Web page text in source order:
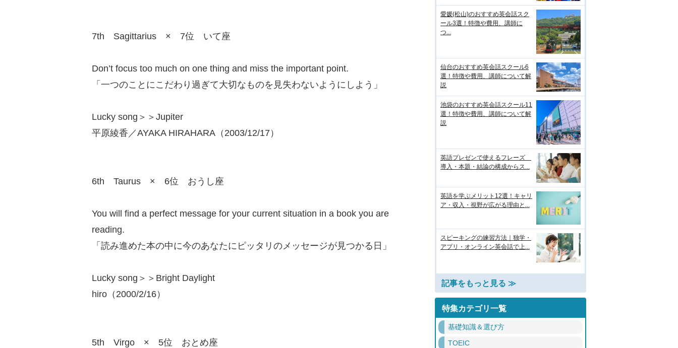
7th Sagittarius × 7位 いて座
Don’t focus too much on one thing and miss the important point.
「一つのことにこだわり過ぎて大切なものを見失わないようにしよう」
Lucky song＞＞Jupiter
平原綾香／AYAKA HIRAHARA（2003/12/17）
6th Taurus × 6位 おうし座
You will find a perfect message for your current situation in a book you are
reading.
「読み進めた本の中に今のあなたにピッタリのメッセージが見つかる日」
Lucky song＞＞Bright Daylight
hiro（2000/2/16）
5th Virgo × 5位 おとめ座
愛媛(松山)のおすすめ英会話スク
ール3選！特徴や費用、講師に
つ...
仙台のおすすめ英会話スクール6
選！特徴や費用、講師について解
説
池袋のおすすめ英会話スクール11
選！特徴や費用、講師について解
説
英語プレゼンで使えるフレーズ
導入・本題・結論の構成からス...
英語を学ぶメリット12選！キャリ
ア・収入・視野が広がる理由と...
スピーキングの練習方法｜独学・
アプリ・オンライン英会話で上...
記事をもっと見る ≫
特集カテゴリ一覧
基礎知識＆選び方
TOEIC